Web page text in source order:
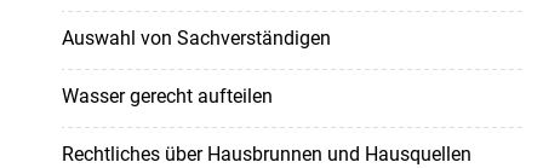
Auswahl von Sachverständigen
Wasser gerecht aufteilen
Rechtliches über Hausbrunnen und Hausquellen